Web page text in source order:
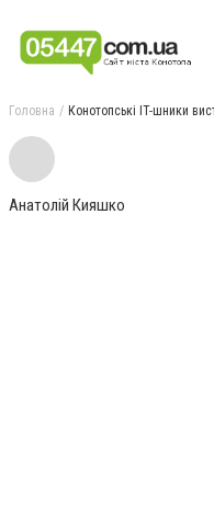
Головна Конотопські IT-шники
Анатолій Кияшко